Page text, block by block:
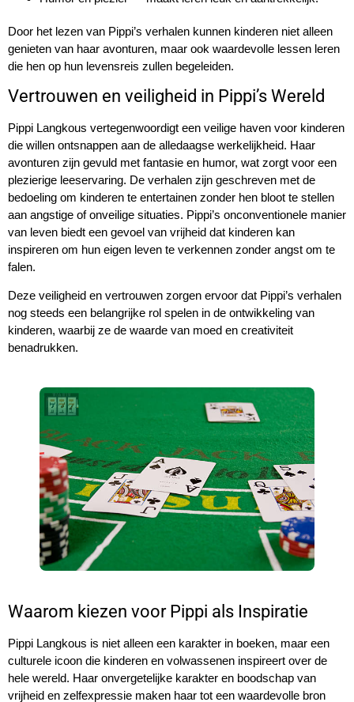
Door het lezen van Pippi’s verhalen kunnen kinderen niet alleen
genieten van haar avonturen, maar ook waardevolle lessen leren
die hen op hun levensreis zullen begeleiden.
Vertrouwen en veiligheid in Pippi’s Wereld
Pippi Langkous vertegenwoordigt een veilige haven voor kinderen
die willen ontsnappen aan de alledaagse werkelijkheid. Haar
avonturen zijn gevuld met fantasie en humor, wat zorgt voor een
plezierige leeservaring. De verhalen zijn geschreven met de
bedoeling om kinderen te entertainen zonder hen bloot te stellen
aan angstige of onveilige situaties. Pippi’s onconventionele manier
van leven biedt een gevoel van vrijheid dat kinderen kan
inspireren om hun eigen leven te verkennen zonder angst om te
falen.
Deze veiligheid en vertrouwen zorgen ervoor dat Pippi’s verhalen
nog steeds een belangrijke rol spelen in de ontwikkeling van
kinderen, waarbij ze de waarde van moed en creativiteit
benadrukken.
Waarom kiezen voor Pippi als Inspiratie
Pippi Langkous is niet alleen een karakter in boeken, maar een
culturele icoon die kinderen en volwassenen inspireert over de
hele wereld. Haar onvergetelijke karakter en boodschap van
vrijheid en zelfexpressie maken haar tot een waardevolle bron